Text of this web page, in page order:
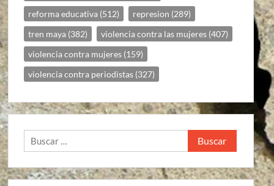
reforma educativa (512) represion (289)
tren maya (382) violencia contra las mujeres (407)
violencia contra mujeres (159)
violencia contra periodistas (327)
Buscar: